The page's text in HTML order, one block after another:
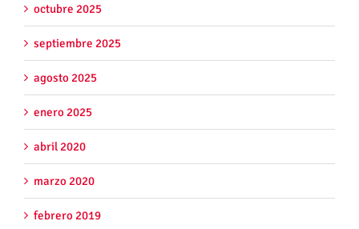
octubre 2025
septiembre 2025
agosto 2025
enero 2025
abril 2020
marzo 2020
febrero 2019